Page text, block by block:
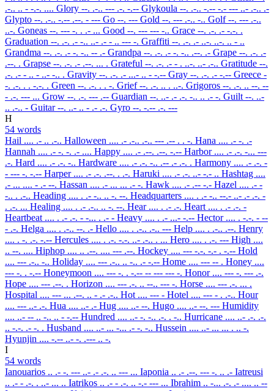
.-.. .. - -.-. .... Glory --. .-.. --- .-. -.-- Glykoula --. .-.. -.-- -.- --- ..- .-.. .-
Glypto --. .-.. -.-- .--. - --- Go --. --- Gold --. --- .-.. -.. Golf--. --- .-..
..-. Goneas --. --- -. . .- ... Good --. --- --- -.. Grace --. .-. .- -.-. .
Graduation --. .-. .- -.. ..- .- - .. --- -. Graffiti --. .-. .- ..-. ..-. .. - ..
Grandma --. .-. .- -. -.. -- .- Grandpa --. .-. .- -. -.. .--. .- Grape --. .-. .-
.--. . Grapse --. .-. .- .--. ... . Grateful --. .-. .- - . ..-. ..- .-.. Gratitude --.
.-. .- - .. - ..- -.. . Gravity --. .-. .- ...- .. - -.-- Gray --. .-. .- -.-- Greece -
-. .-. . . -.-. . Green --. .-. . . -. Grief--. .-. .. . ..-. Grigoros --. .-. .. --. --
- .-. --- ... Grow --. .-. --- .-- Guardian --. ..- .- .-. -.. .. .- -. Guilt --. ..-
.. .-.. - Guitar--. ..- .. - .- .-. Gyro --. -.-- .-. ---
H
54 words
Hail .... .- .. .-.. Halloween .... .- .-.. .-.. --- .-- . . -. Hana .... .- -. .-
Hannah .... .- -. -. .- .... Happy .... .- .--. .--. -.-- Harbor .... .- .-. -... ---
.-. Hard .... .- .-. -.. Hardware .... .- .-. -.. .-- .- .-. . Harmony .... .- .-. -
- --- -. -.-- Harper .... .- .-. .--. . .-. Haruki .... .- .-. ..- -.- .. Hashtag ....
.- ... .... - .- --. Hassan .... .- ... ... .- -. Hawk .... .- .-- -.- Hazel .... .- -
-.. . .-.. Heading .... . .- -.. .. -. --. Headquarters .... . .- -.. --.- ..- .- .-. -
. .-. ... Healing .... . .- .-.. .. -. --. Hear .... . .- .-. Heart .... . .- .-. -
Heartbeat .... . .- .-. - -... . .- - Heavy .... . .- ...- -.-- Hector .... . -.-. - --
- .-. Helga .... . .-.. --. .- Hello .... . .-.. .-.. --- Help .... . .-.. .--. Henry
.... . -. .-. -.-- Hercules .... . .-. -.-. ..- .-.. . ... Hero .... . .-. --- High ....
.. --. .... Hiphop .... .. .--. .... --- .--. Hockey .... --- -.-. -.- . -.-- Hold
.... --- .-.. -.. Holiday .... --- .-.. .. -.. .- -.-- Home .... --- -- . Honey ....
--- -. . -.-- Honeymoon .... --- -. . -.-- -- --- --- -. Honor .... --- -. --- .-.
Hope .... --- .--. . Horizon .... --- .-. .. --.. --- -. Horse .... --- .-. ... .
Hospital .... --- ... .--. .. - .- .-.. Hot .... --- - Hotel .... --- - . .-.. Hour
.... --- ..- .-. Hua .... ..- .- Hug .... ..- --. Hugo .... ..- --. --- Humidity
.... ..- -- .. -.. .. - -.-- Hundred .... ..- -. -.. .-. . -.. Hurricane .... ..- .-. .-.
.. -.-. .- -. . Husband .... ..- ... -... .- -. -.. Hussein .... ..- ... ... . .. -.
Hyunjin .... -.-- ..- -. .--- .. -.
I
54 words
Ianouarios .. .- -. --- ..- .- .-. .. --- ... Iaponia .. .- .--. --- -. .. .- Iatreusi
.. .- - .-. . ..- ... .. Iatrikos .. .- - .-. .. -.- --- ... Ibrahim .. -... .-. .- .... .. --